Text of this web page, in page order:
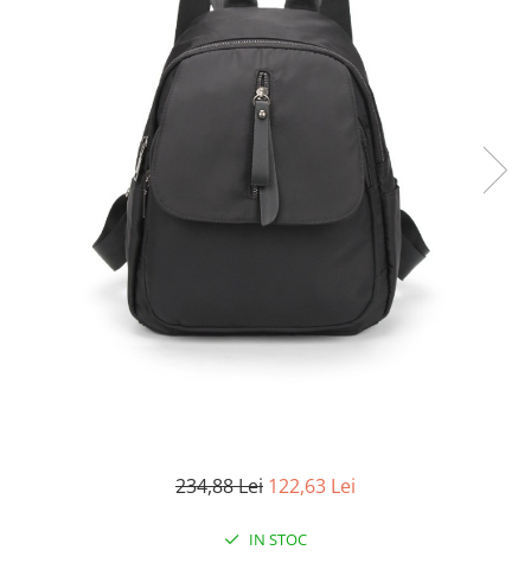
234,88 Lei 122,63 Lei
IN STOC